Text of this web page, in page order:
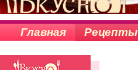
Главная Рецепты